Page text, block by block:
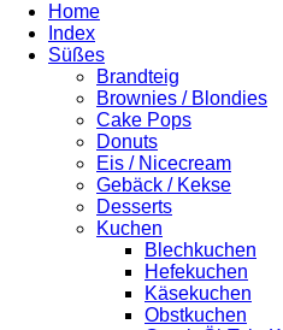
Home
Index
Süßes
Brandteig
Brownies / Blondies
Cake Pops
Donuts
Eis / Nicecream
Gebäck / Kekse
Desserts
Kuchen
Blechkuchen
Hefekuchen
Käsekuchen
Obstkuchen